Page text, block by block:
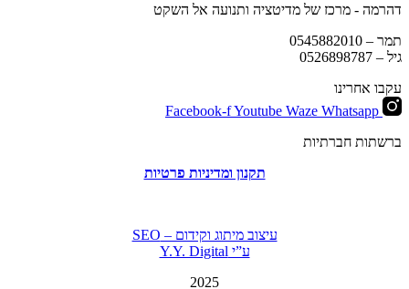
דהרמה - מרכז של מדיטציה ותנועה אל השקט
תמר – 0545882010
גיל – 0526898787
עקבו אחרינו
Facebook-fYoutube Waze Whatsapp
ברשתות חברתיות
תקנון ומדיניות פרטיות
עיצוב מיתוג וקידום – SEO
ע”י Y.Y. Digital
2025